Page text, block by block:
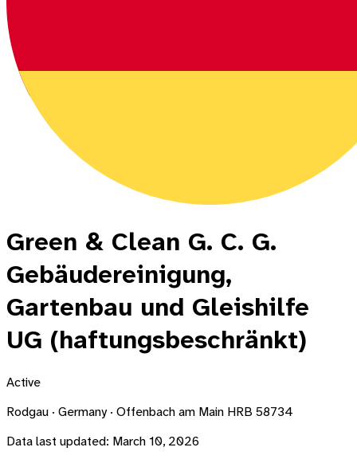
Green & Clean G. C. G.
Gebäudereinigung,
Gartenbau und Gleishilfe
UG (haftungsbeschränkt)
Active
Rodgau · Germany · Offenbach am Main HRB 58734
Data last updated: March 10, 2026